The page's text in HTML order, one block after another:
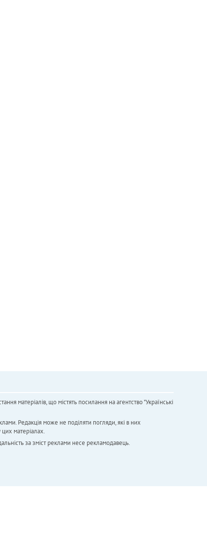
матеріалів, що містять посилання на агентство "Українськi
Редакція може не поділяти погляди, які в них
матеріалах.
за зміст реклами несе рекламодавець.